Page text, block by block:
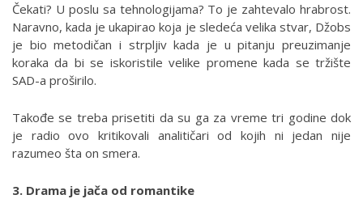
Čekati? U poslu sa tehnologijama? To je zahtevalo hrabrost.
Naravno, kada je ukapirao koja je sledeća velika stvar, Džobs
je bio metodičan i strpljiv kada je u pitanju preuzimanje
koraka da bi se iskoristile velike promene kada se tržište
SAD-a proširilo.
Takođe se treba prisetiti da su ga za vreme tri godine dok
je radio ovo kritikovali analitičari od kojih ni jedan nije
razumeo šta on smera.
3. Drama je jača od romantike